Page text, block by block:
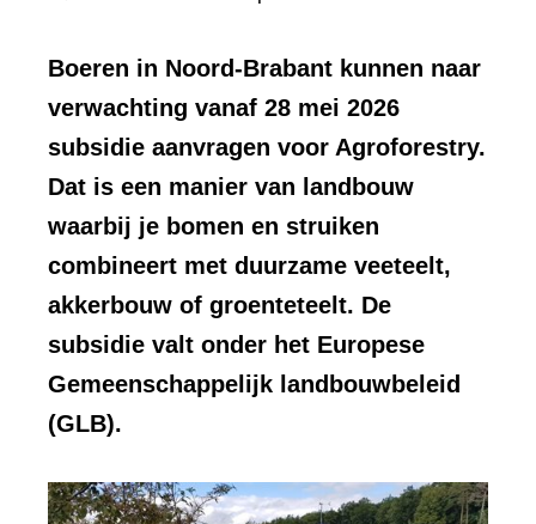
element:
Foto
Boeren in Noord-Brabant kunnen naar
verwachting vanaf 28 mei 2026
subsidie aanvragen voor Agroforestry.
Dat is een manier van landbouw
waarbij je bomen en struiken
combineert met duurzame veeteelt,
akkerbouw of groenteteelt. De
subsidie valt onder het Europese
Gemeenschappelijk landbouwbeleid
(GLB).